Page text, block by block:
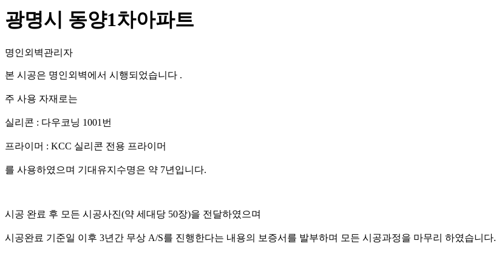
광명시 동양1차아파트
명인외벽관리자
본 시공은 명인외벽에서 시행되었습니다 .
주 사용 자재로는
실리콘 : 다우코닝 1001번
프라이머 : KCC 실리콘 전용 프라이머
를 사용하였으며 기대유지수명은 약 7년입니다.
시공 완료 후 모든 시공사진(약 세대당 50장)을 전달하였으며
시공완료 기준일 이후 3년간 무상 A/S를 진행한다는 내용의 보증서를 발부하며 모든 시공과정을 마무리 하였습니다.